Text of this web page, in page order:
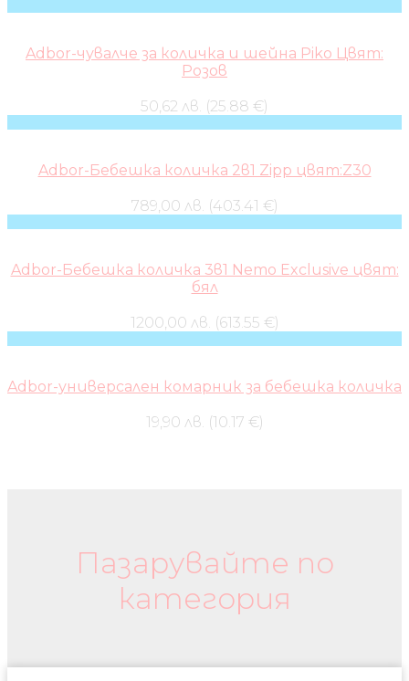
Adbor-чувалче за количка и шейна Piko Цвят:
Розов
50,62 лв. (25.88 €)
Adbor-Бебешка количка 2в1 Zipp цвят:Z30
789,00 лв. (403.41 €)
Adbor-Бебешка количка 3в1 Nemo Exclusive цвят:
бял
1200,00 лв. (613.55 €)
Adbor-универсален комарник за бебешка количка
19,90 лв. (10.17 €)
Пазарувайте по
категория